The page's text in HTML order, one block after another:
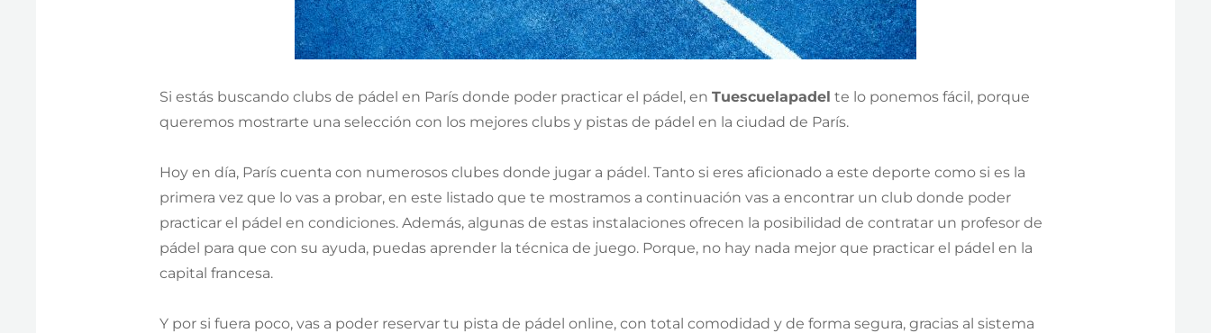
Si estás buscando clubs de pádel en París donde poder practicar el pádel, en Tuescuelapadel te lo ponemos fácil, porque
queremos mostrarte una selección con los mejores clubs y pistas de pádel en la ciudad de París.
Hoy en día, París cuenta con numerosos clubes donde jugar a pádel. Tanto si eres aficionado a este deporte como si es la
primera vez que lo vas a probar, en este listado que te mostramos a continuación vas a encontrar un club donde poder
practicar el pádel en condiciones. Además, algunas de estas instalaciones ofrecen la posibilidad de contratar un profesor de
pádel para que con su ayuda, puedas aprender la técnica de juego. Porque, no hay nada mejor que practicar el pádel en la
capital francesa.
Y por si fuera poco, vas a poder reservar tu pista de pádel online, con total comodidad y de forma segura, gracias al sistema